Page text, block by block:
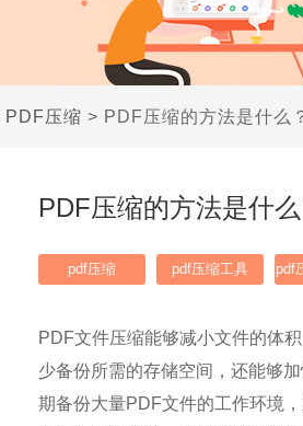
PDF压缩 > PDF压缩的方法是什么
PDF压缩的方法是什
pdf压缩 pdf压缩工具 pdf
PDF文件压缩能够减小文件的体
少备份所需的存储空间，还能够
期备份大量PDF文件的工作环境